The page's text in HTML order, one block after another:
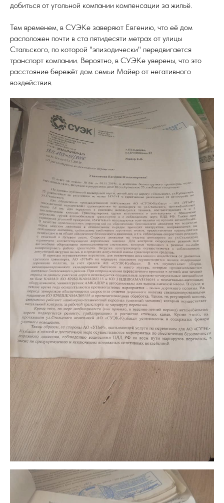
добиться от угольной компании компенсации за жильё.
Тем временем, в СУЭКе заверяют Евгению, что её дом
расположен почти в ста пятидесяти метрах от улицы
Стальского, по которой "эпизодически" передвигается
транспорт компании. Вероятно, в СУЭКе уверены, что это
расстояние бережёт дом семьи Майер от негативного
воздействия.